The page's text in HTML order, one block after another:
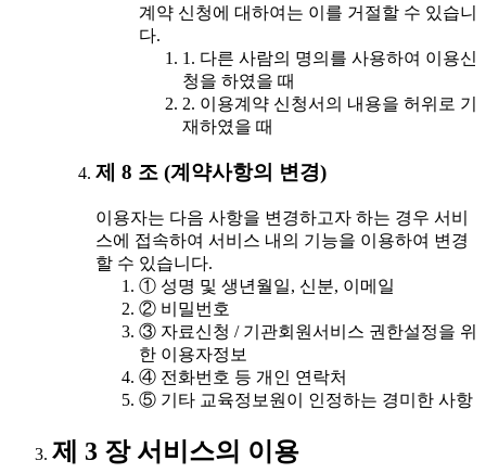
계약 신청에 대하여는 이를 거절할 수 있습니
다.
1. 다른 사람의 명의를 사용하여 이용신
청을 하였을 때
2. 이용계약 신청서의 내용을 허위로 기
재하였을 때
제 8 조 (계약사항의 변경)
이용자는 다음 사항을 변경하고자 하는 경우 서비
스에 접속하여 서비스 내의 기능을 이용하여 변경
할 수 있습니다.
① 성명 및 생년월일, 신분, 이메일
② 비밀번호
③ 자료신청 / 기관회원서비스 권한설정을 위
한 이용자정보
④ 전화번호 등 개인 연락처
⑤ 기타 교육정보원이 인정하는 경미한 사항
제 3 장 서비스의 이용